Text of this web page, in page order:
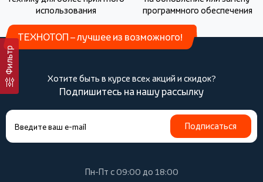
Фильтр
использования
программного обеспечения
ТЕХНОТОП – лучшее из возможного!
Хотите быть в курсе всех акций и скидок?
Подпишитесь на нашу рассылку
Подписаться
Пн-Пт с 09:00 до 18:00